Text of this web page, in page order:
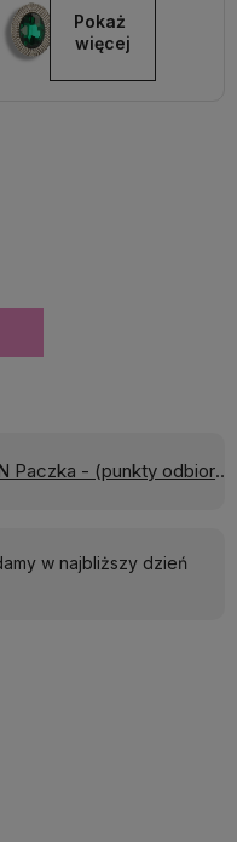
Pokaż
więcej
Paczka - (punkty odbioru)
w najbliższy dzień